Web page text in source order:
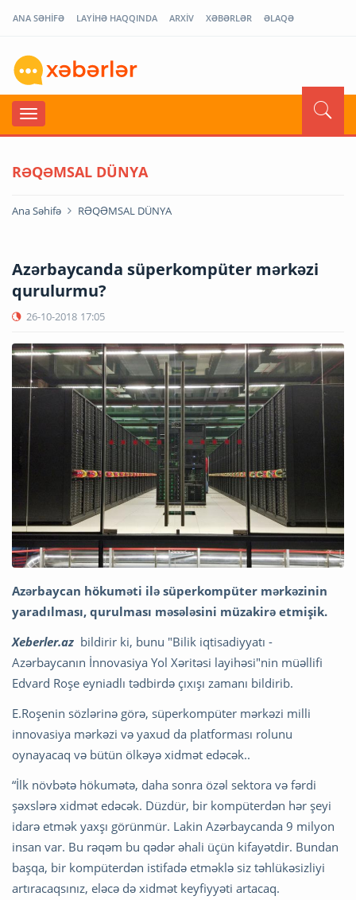
ANA SƏHİFƏ LAYİHƏ HAQQINDA ARXİV XƏBƏRLƏR ƏLAQƏ
RƏQƏMSAL DÜNYA
Ana Səhifə RƏQƏMSAL DÜNYA
Azərbaycanda süperkompüter mərkəzi
qurulurmu?
26-10-2018 17:05
Azərbaycan hökuməti ilə süperkompüter mərkəzinin
yaradılması, qurulması məsələsini müzakirə etmişik.
Xeberler.az bildirir ki, bunu "Bilik iqtisadiyyatı -
Azərbaycanın İnnovasiya Yol Xəritəsi layihəsi"nin müəllifi
Edvard Roşe eyniadlı tədbirdə çıxışı zamanı bildirib.
E.Roşenin sözlərinə görə, süperkompüter mərkəzi milli
innovasiya mərkəzi və yaxud da platforması rolunu
oynayacaq və bütün ölkəyə xidmət edəcək..
“İlk növbətə hökumətə, daha sonra özəl sektora və fərdi
şəxslərə xidmət edəcək. Düzdür, bir kompüterdən hər şeyi
idarə etmək yaxşı görünmür. Lakin Azərbaycanda 9 milyon
insan var. Bu rəqəm bu qədər əhali üçün kifayətdir. Bundan
başqa, bir kompüterdən istifadə etməklə siz təhlükəsizliyi
artıracaqsınız, eləcə də xidmət keyfiyyəti artacaq.